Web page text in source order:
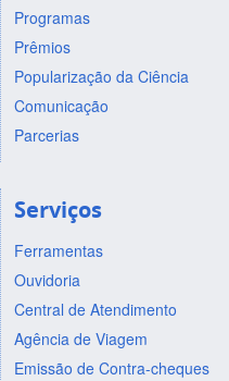
Programas
Prêmios
Popularização da Ciência
Comunicação
Parcerias
Serviços
Ferramentas
Ouvidoria
Central de Atendimento
Agência de Viagem
Emissão de Contra-cheques